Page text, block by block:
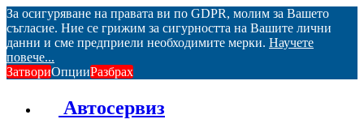
За осигуряване на правата ви по GDPR, молим за Вашето
съгласие. Ние се грижим за сигурността на Вашите лични
данни и сме предприели необходимите мерки. Научете
повече...
ЗатвориОпцииРазбрах
Автосервиз